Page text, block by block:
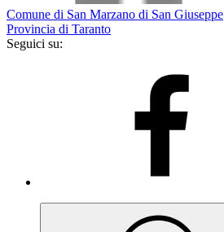
Comune di San Marzano di San Giuseppe
Provincia di Taranto
Seguici su: